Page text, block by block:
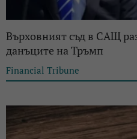
Върховният съд в САЩ
данъците на Тръмп
Financial Tribune